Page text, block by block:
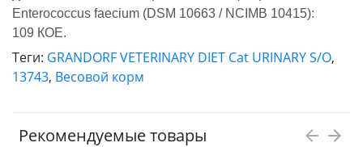
Enterococcus faecium (DSM 10663 / NCIMB 10415):
109 КОЕ.
Теги: GRANDORF VETERINARY DIET Cat URINARY S/O,
13743, Весовой корм
Рекомендуемые товары